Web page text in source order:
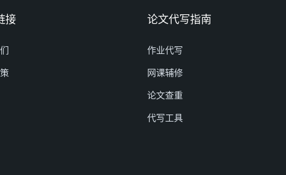
接 论文代写指南
作业代写
网课辅修
论文查重
代写工具